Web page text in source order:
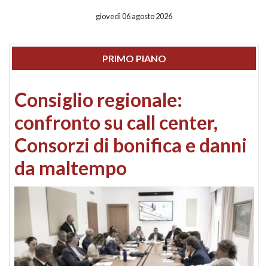
giovedì 06 agosto 2026
PRIMO PIANO
Consiglio regionale:
confronto su call center,
Consorzi di bonifica e danni
da maltempo